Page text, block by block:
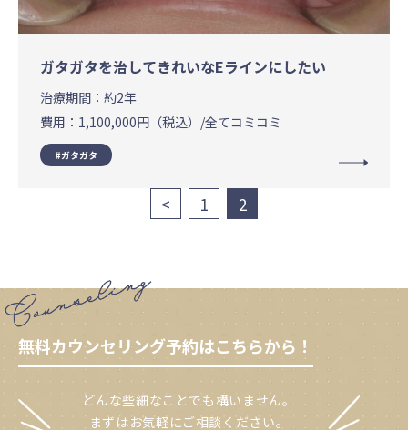
ガタガタを治してきれいなEラインにしたい
治療期間： 約2年
費用： 1,100,000円（税込）/全てコミコミ
ガタガタ
投
ペ
ー
ジ
送
< 1 2
無料カウンセリング予約はこちらから！
どんな些細なことでも構いません。
まずはお気軽にご相談ください。